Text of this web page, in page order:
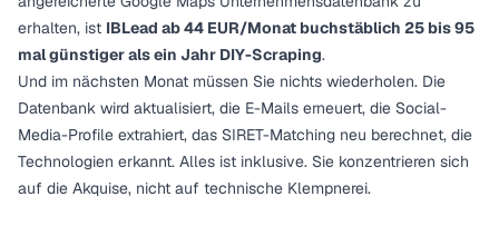
erhalten, ist IBLead ab 44 EUR/Monat buchstäblich 25 bis 95
mal günstiger als ein Jahr DIY-Scraping.
Und im nächsten Monat müssen Sie nichts wiederholen. Die
Datenbank wird aktualisiert, die E-Mails erneuert, die Social-
Media-Profile extrahiert, das SIRET-Matching neu berechnet, die
Technologien erkannt. Alles ist inklusive. Sie konzentrieren sich
auf die Akquise, nicht auf technische Klempnerei.